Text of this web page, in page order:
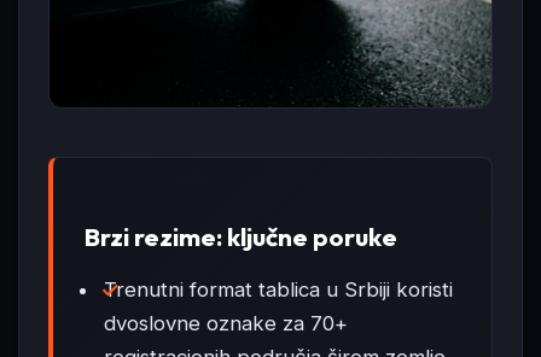
Brzi rezime: ključne poruke
Trenutni format tablica u Srbiji koristi
dvoslovne oznake za 70+